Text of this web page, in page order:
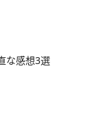
な感想3選